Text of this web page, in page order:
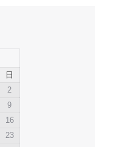
日
2
9
16
23